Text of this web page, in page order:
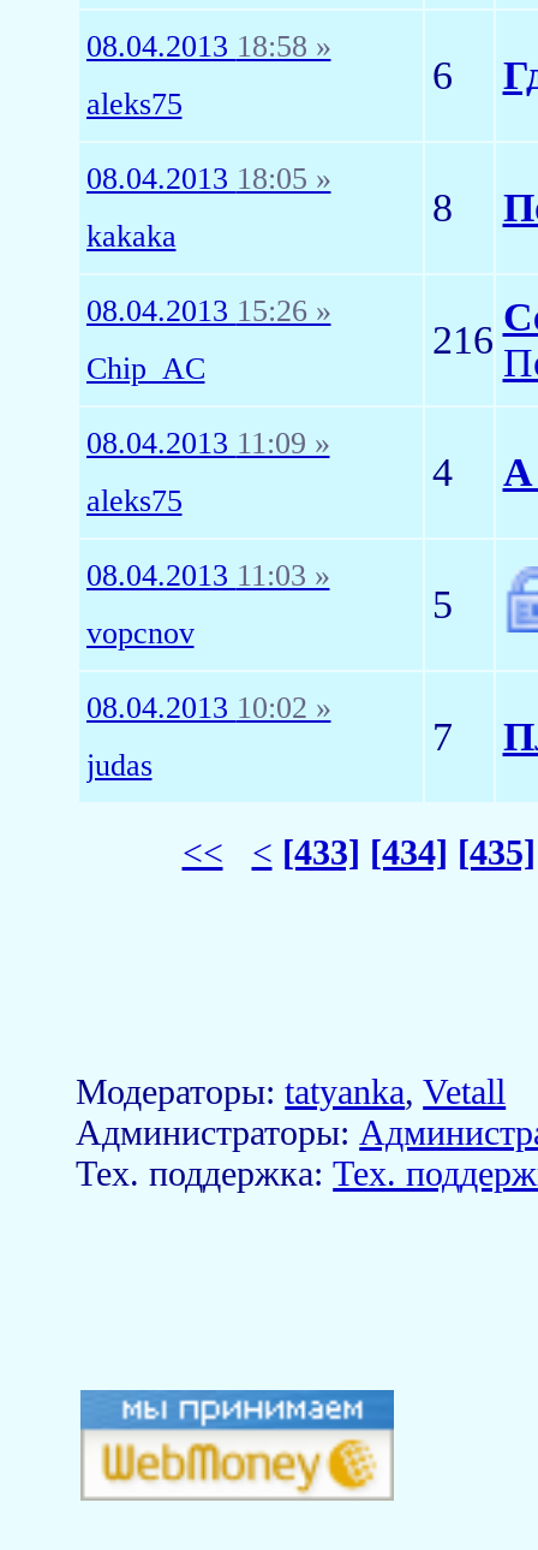
08.04.2013 18:58 »
aleks75
6
08.04.2013 18:05 »
kakaka
8
08.04.2013 15:26 »
Chip_AC
216
08.04.2013 11:09 »
aleks75
4 А
08.04.2013 11:03 »
vopcnov
5
08.04.2013 10:02 »
judas
7
<< < [433] [434] [435]
Модераторы:tatyanka,Vetall
Aдминистраторы:
Тех. поддержка:Тех.